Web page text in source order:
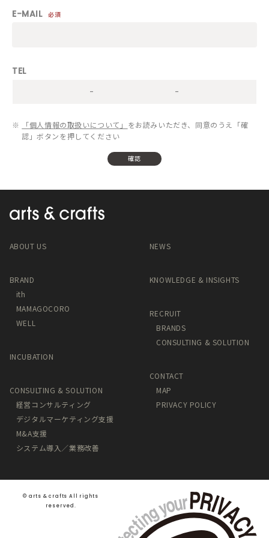
E-MAIL 必須
TEL
- -
※ 「個人情報の取扱いについて」 をお読みいただき、同意のうえ「確
認」ボタンを押してください
ABOUT US
BRAND
ith
MAMAGOCORO
WELL
INCUBATION
CONSULTING & SOLUTION
経営コンサルティング
デジタルマーケティング支援
M&A支援
システム導入／業務改善
NEWS
KNOWLEDGE & INSIGHTS
RECRUIT
BRANDS
CONSULTING & SOLUTION
CONTACT
MAP
PRIVACY POLICY
©️ arts & crafts All rights
reserved.